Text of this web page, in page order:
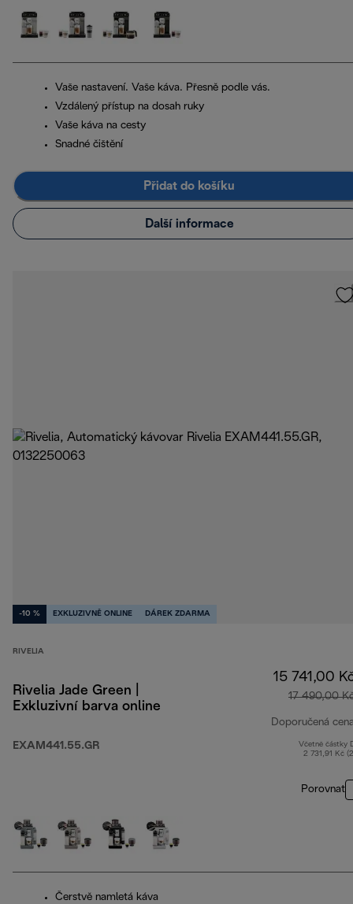
Vaše nastavení. Vaše káva. Přesně podle vás.
Vzdálený přístup na dosah ruky
Vaše káva na cesty
Snadné čištění
Přidat do košíku
Další informace
-10 % EXKLUZIVNĚ ONLINE DÁREK ZDARMA
RIVELIA
Rivelia Jade Green |
Exkluzivní barva online
EXAM441.55.GR
15 741,00
17 490,00
Doporučená
Včetně částky
2 731,91 Kč
Porovnat
Čerstvě namletá káva